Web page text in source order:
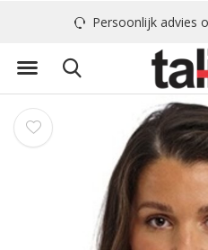
Persoonlijk advies